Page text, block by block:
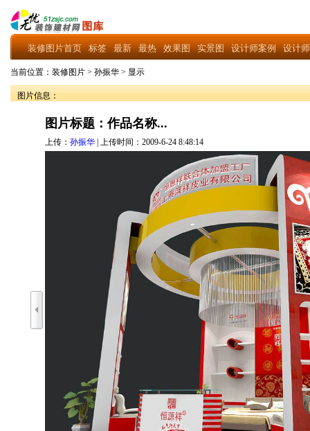
装修图片首页 标签 最新 最热 效果图 实景图 设计师案例 设计
当前位置： 装修图片 > 孙振华 > 显示
图片信息：
图片标题：作品名称...
上传： 孙振华 | 上传时间：2009-6-24 8:48:14